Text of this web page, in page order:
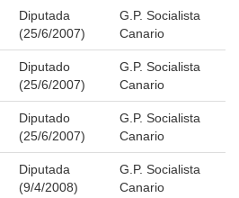
Diputada
(25/6/2007)
G.P. Socialista
Canario
Diputado
(25/6/2007)
G.P. Socialista
Canario
Diputado
(25/6/2007)
G.P. Socialista
Canario
Diputada
(9/4/2008)
G.P. Socialista
Canario